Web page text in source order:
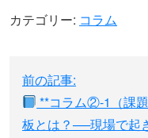
カテゴリー: コラム
稿
ナ
ビ
前の記事:
**コラム②-1（課
板とは？──現場で起